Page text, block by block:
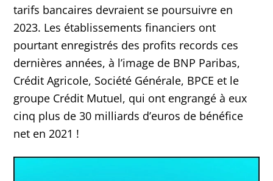
tarifs bancaires devraient se poursuivre en
2023. Les établissements financiers ont
pourtant enregistrés des profits records ces
dernières années, à l’image de BNP Paribas,
Crédit Agricole, Société Générale, BPCE et le
groupe Crédit Mutuel, qui ont engrangé à eux
cinq plus de 30 milliards d’euros de bénéfice
net en 2021 !